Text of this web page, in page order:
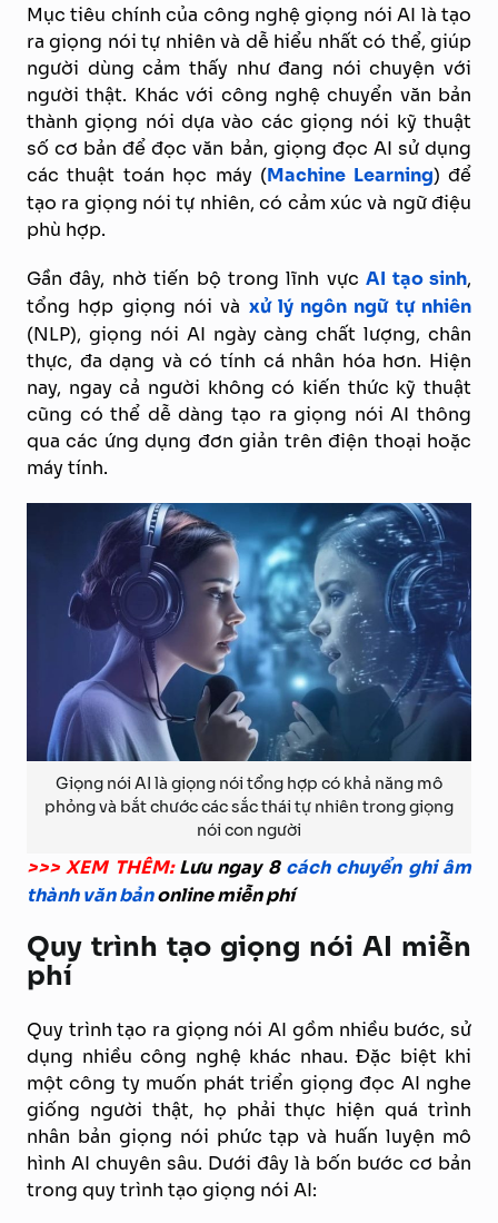
Mục tiêu chính của công nghệ giọng nói AI là tạo
ra giọng nói tự nhiên và dễ hiểu nhất có thể, giúp
người dùng cảm thấy như đang nói chuyện với
người thật. Khác với công nghệ chuyển văn bản
thành giọng nói dựa vào các giọng nói kỹ thuật
số cơ bản để đọc văn bản, giọng đọc AI sử dụng
các thuật toán học máy (Machine Learning) để
tạo ra giọng nói tự nhiên, có cảm xúc và ngữ điệu
phù hợp.
Gần đây, nhờ tiến bộ trong lĩnh vựcAI tạo sinh,
tổng hợp giọng nói và xử lý ngôn ngữ tự nhiên
(NLP), giọng nói AI ngày càng chất lượng, chân
thực, đa dạng và có tính cá nhân hóa hơn. Hiện
nay, ngay cả người không có kiến thức kỹ thuật
cũng có thể dễ dàng tạo ra giọng nói AI thông
qua các ứng dụng đơn giản trên điện thoại hoặc
máy tính.
Giọng nói AI là giọng nói tổng hợp có khả năng mô
phỏng và bắt chước các sắc thái tự nhiên trong giọng
nói con người
>>> XEM THÊM: Lưu ngay 8 cách chuyển ghi âm
thành văn bảnonline miễn phí
Quy trình tạo giọng nói AI miễn
phí
Quy trình tạo ra giọng nói AI gồm nhiều bước, sử
dụng nhiều công nghệ khác nhau. Đặc biệt khi
một công ty muốn phát triển giọng đọc AI nghe
giống người thật, họ phải thực hiện quá trình
nhân bản giọng nói phức tạp và huấn luyện mô
hình AI chuyên sâu. Dưới đây là bốn bước cơ bản
trong quy trình tạo giọng nói AI: